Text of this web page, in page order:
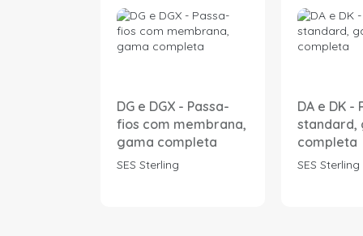
DG e DGX - Passa-
fios com membrana,
gama completa
SES Sterling
DA e DK -
standard,
completa
SES Sterling